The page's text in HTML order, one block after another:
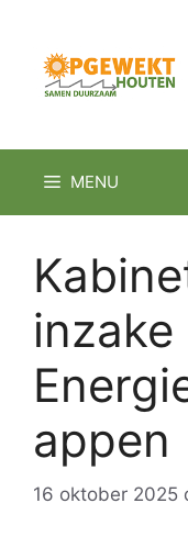
inhoud
MENU
inzake
appen
16 oktober 2025